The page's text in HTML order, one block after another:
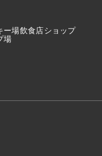
ー場飲食店ショップ
場